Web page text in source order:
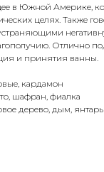
в Южной Америке,
целях. Также
Отлично
и принятия ванны.
кардамон
шафран, фиалка
дерево, дым, янтарь